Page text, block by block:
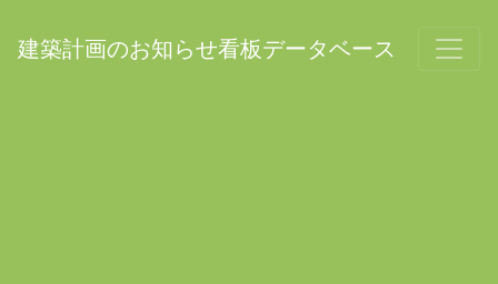
建築計画のお知らせ看板データベース